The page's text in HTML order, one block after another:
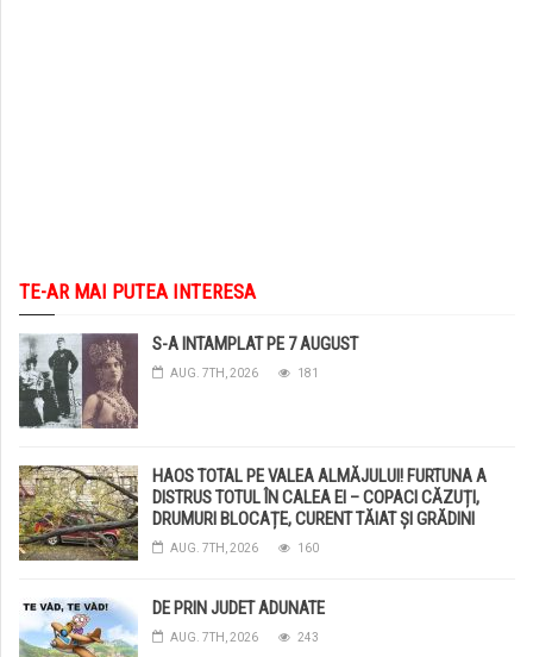
TE-AR MAI PUTEA INTERESA
S-A INTAMPLAT PE 7 AUGUST
AUG. 7TH, 2026 181
HAOS TOTAL PE VALEA ALMĂJULUI! FURTUNA A
DISTRUS TOTUL ÎN CALEA EI – COPACI CĂZUȚI,
DRUMURI BLOCAȚE, CURENT TĂIAT ȘI GRĂDINI
DISTRUSE DE GRINDINĂ!
AUG. 7TH, 2026 160
DE PRIN JUDET ADUNATE
AUG. 7TH, 2026 243